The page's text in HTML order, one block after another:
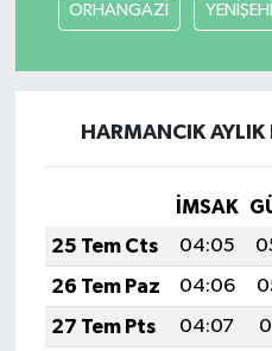
ORHANGAZİ
HARMANCIK
İMSAK
25 Tem Cts
04:05
26 Tem Paz
04:06
27 Tem Pts
04:07